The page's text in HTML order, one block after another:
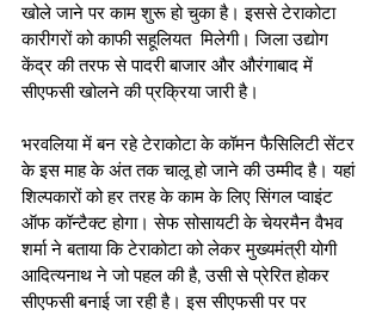
खोले जाने पर काम शुरू हो चुका है। इससे टेराकोटा
कारीगरों को काफी सहूलियत  मिलेगी। जिला उद्योग
केंद्र की तरफ से पादरी बाजार और औरंगाबाद में
सीएफसी खोलने की प्रक्रिया जारी है।
भरवलिया में बन रहे टेराकोटा के कॉमन फैसिलिटी सेंटर
के इस माह के अंत तक चालू हो जाने की उम्मीद है। यहां
शिल्पकारों को हर तरह के काम के लिए सिंगल प्वाइंट
ऑफ कॉन्टैक्ट होगा। सेफ सोसायटी के चेयरमैन वैभव
शर्मा ने बताया कि टेराकोटा को लेकर मुख्यमंत्री योगी
आदित्यनाथ ने जो पहल की है, उसी से प्रेरित होकर
सीएफसी बनाई जा रही है। इस सीएफसी पर पर